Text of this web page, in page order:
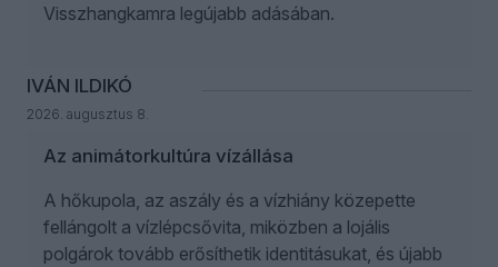
Visszhangkamra legújabb adásában.
IVÁN ILDIKÓ
2026. augusztus 8.
Az animátorkultúra vízállása
A hőkupola, az aszály és a vízhiány közepette
fellángolt a vízlépcsővita, miközben a lojális
polgárok tovább erősíthetik identitásukat, és újabb